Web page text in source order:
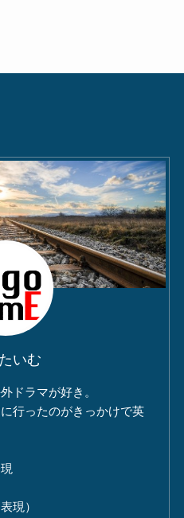
いむ
ドラマが好き。
行ったのがきっかけで英
現）